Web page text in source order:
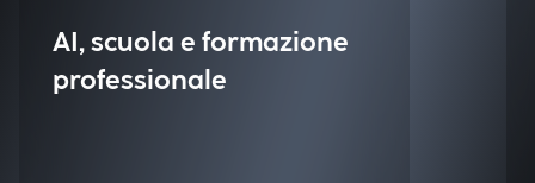
AI, scuola e formazione
professionale